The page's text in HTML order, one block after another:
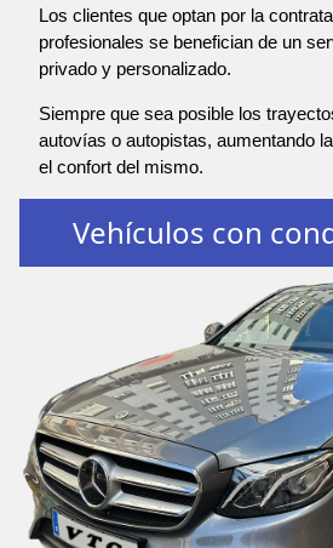
Los clientes que optan por la
profesionales se benefician de un
privado y personalizado.
Siempre que sea posible los
autovías o autopistas, aumentando
el confort del mismo.
Vehículos con